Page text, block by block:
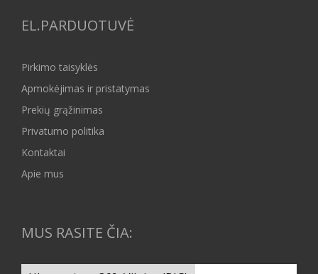
EL.PARDUOTUVĖ
Pirkimo taisyklės
Apmokėjimas ir pristatymas
Prekių grąžinimas
Privatumo politika
Kontaktai
Apie mus
MUS RASITE ČIA: